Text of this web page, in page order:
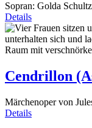
Sopran: Golda
Details
Cendrillon
Märchenoper von
Details